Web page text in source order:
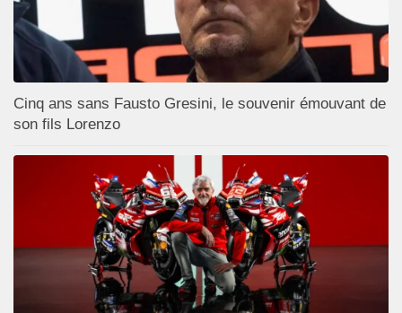
Cinq ans sans Fausto Gresini, le souvenir émouvant de
son fils Lorenzo